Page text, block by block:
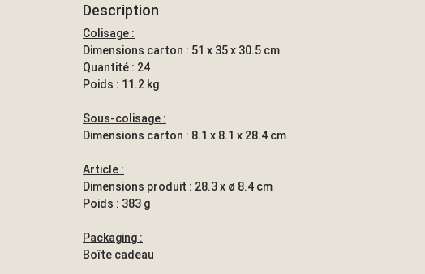
Description
Colisage :
Dimensions carton : 51 x 35 x 30.5 cm
Quantité : 24
Poids : 11.2 kg
Sous-colisage :
Dimensions carton : 8.1 x 8.1 x 28.4 cm
Article :
Dimensions produit : 28.3 x ø 8.4 cm
Poids : 383 g
Packaging :
Boîte cadeau